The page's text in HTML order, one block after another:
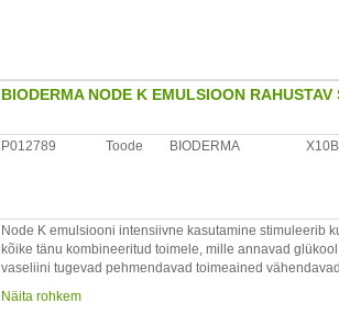
Päritolumaa: Hispaania
Maaletooja: UAB "LITFARMA" Technikos g. 7, Kaunas,
BIODERMA NODE K EMULSIOON
P012789 Toode BIODERMA
Node K emulsiooni intensiivne kasutamine stimuleerib
kõike tänu kombineeritud toimele, mille annavad
vaseliini tugevad pehmendavad toimeained
Lihtne ja mugav kasutada, emulsiooni kreemjas
Näita rohkem